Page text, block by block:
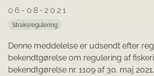
06-08-2021
Straksregulering
Denne meddelelse er udsendt efter
bekendtgørelse om regulering af
bekendtgørelse nr. 1109 af 30. maj